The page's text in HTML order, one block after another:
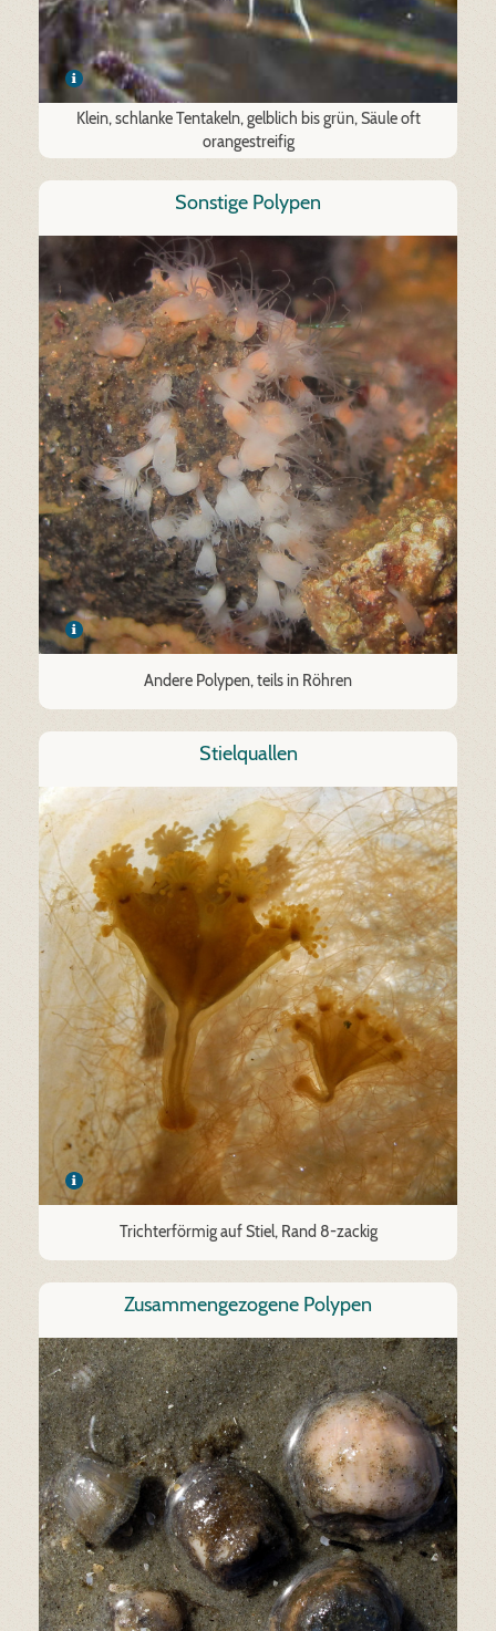
Klein, schlanke Tentakeln, gelblich bis grün, Säule oft
orangestreifig
Sonstige Polypen
Andere Polypen, teils in Röhren
Stielquallen
Trichterförmig auf Stiel, Rand 8-zackig
Zusammengezogene Polypen